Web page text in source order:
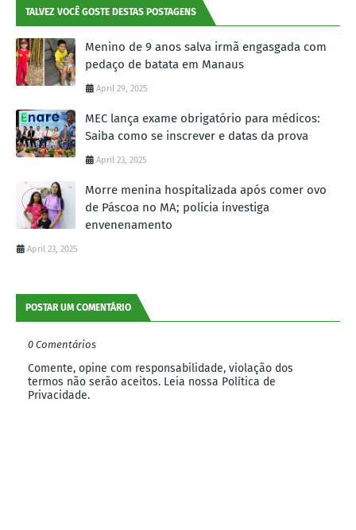
TALVEZ VOCÊ GOSTE DESTAS POSTAGENS
Menino de 9 anos salva irmã engasgada com
pedaço de batata em Manaus
April 29, 2025
MEC lança exame obrigatório para médicos:
Saiba como se inscrever e datas da prova
April 23, 2025
Morre menina hospitalizada após comer ovo
de Páscoa no MA; polícia investiga
envenenamento
April 23, 2025
POSTAR UM COMENTÁRIO
0 Comentários
Comente, opine com responsabilidade, violação dos
termos não serão aceitos. Leia nossa Política de
Privacidade.